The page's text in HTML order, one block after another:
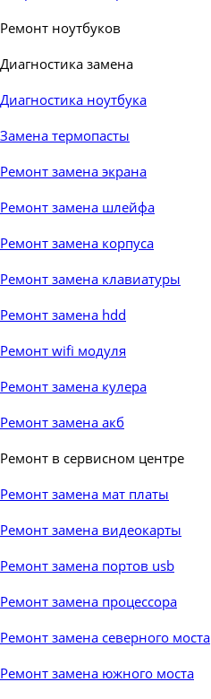
Ремонт ноутбуков
Диагностика замена
Диагностика ноутбука
Замена термопасты
Ремонт замена экрана
Ремонт замена шлейфа
Ремонт замена корпуса
Ремонт замена клавиатуры
Ремонт замена hdd
Ремонт wifi модуля
Ремонт замена кулера
Ремонт замена акб
Ремонт в сервисном центре
Ремонт замена мат платы
Ремонт замена видеокарты
Ремонт замена портов usb
Ремонт замена процессора
Ремонт замена северного моста
Ремонт замена южного моста